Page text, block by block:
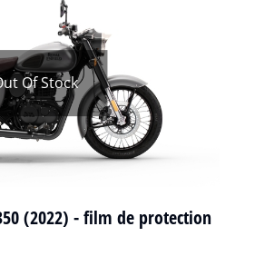
Of Stock
(2022) - film de protection